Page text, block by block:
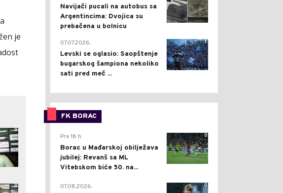
je
0
0
Navijači pucali na autobus sa
Argentincima: Dvojica su
prebačena u bolnicu
1
07.07.2026.
Levski se oglasio: Saopštenje
bugarskog šampiona nekoliko
sati pred meč ...
FK BORAC
0
Pre 18 h
Borac u Mađarskoj obilježava
jubilej: Revanš sa ML
Vitebskom biće 50. na...
0
07.08.2026.